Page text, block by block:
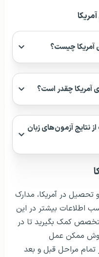
آمریکا چیست؟
آمریکا چقدر است؟
نتایج آزمون‌های زبان
تحصیل در آمریکا، مدارک
اطلاعات بیشتر در این
کمک بگیرید تا در
ممکن عمل
تمام مراحل قبل و بعد